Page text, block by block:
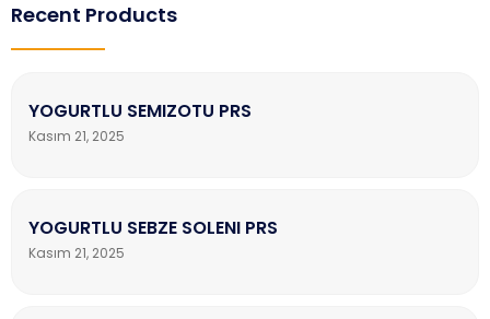
Recent Products
YOGURTLU SEMIZOTU PRS
Kasım 21, 2025
YOGURTLU SEBZE SOLENI PRS
Kasım 21, 2025